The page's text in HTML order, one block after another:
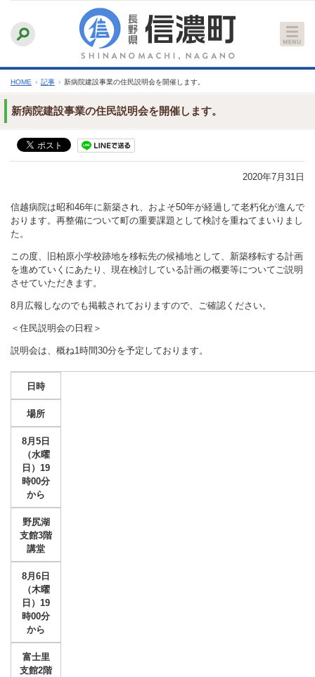
文
へ
ふりがなをつける
文字サイズ
縮小 標準 拡大
HOME › 記事 › 新病院建設事業の住民説明会を開催します。
新病院建設事業の住民説明会を開催します。
2020年7月31日
信越病院は昭和46年に新築され、およそ50年が経過して老朽化が進んで
おります。再整備について町の重要課題として検討を重ねてまいりまし
た。
この度、旧柏原小学校跡地を移転先の候補地として、新築移転する計画
を進めていくにあたり、現在検討している計画の概要等についてご説明
させていただきます。
8月広報しなのでも掲載されておりますので、ご確認ください。
＜住民説明会の日程＞
説明会は、概ね1時間30分を予定しております。
日時
場所
8月5日
（水曜
日）19
時00分
から
野尻湖
支館3階
講堂
8月6日
（木曜
日）19
時00分
から
富士里
支館2階